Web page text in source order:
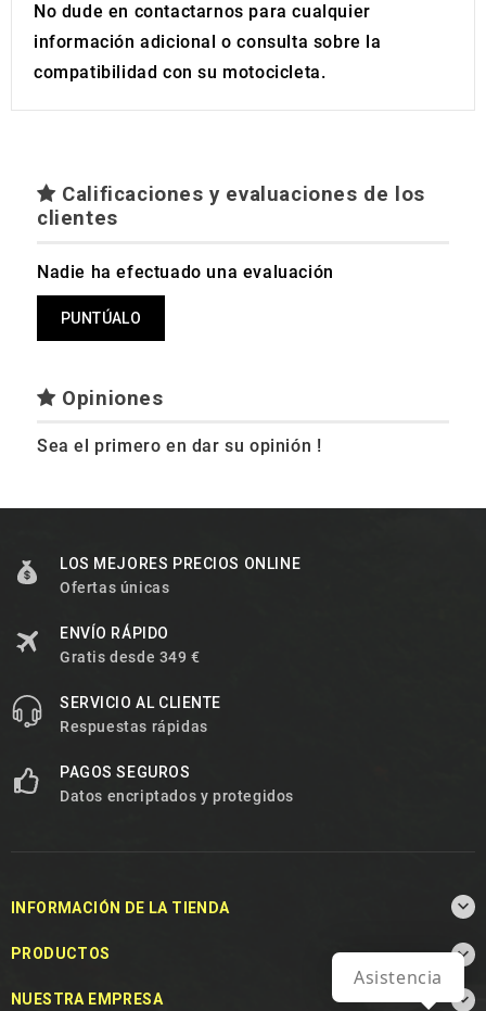
No dude en contactarnos para cualquier
información adicional o consulta sobre la
compatibilidad con su motocicleta.
Calificaciones y evaluaciones de los
clientes
Nadie ha efectuado una evaluación
PUNTÚALO
Opiniones
Sea el primero en dar su opinión !
LOS MEJORES PRECIOS ONLINE
Ofertas únicas
ENVÍO RÁPIDO
Gratis desde 349 €
SERVICIO AL CLIENTE
Respuestas rápidas
PAGOS SEGUROS
Datos encriptados y protegidos
INFORMACIÓN DE LA TIENDA 
PRODUCTOS 
NUESTRA EMPRESA 
Asistencia